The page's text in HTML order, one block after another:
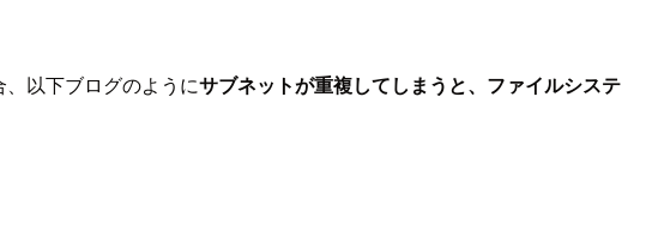
以下ブログのようにサブネットが重複してしまうと、ファイルシステ